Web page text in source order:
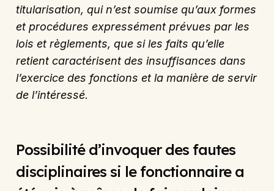
titularisation, qui n’est soumise qu’aux formes
et procédures expressément prévues par les
lois et règlements, que si les faits qu’elle
retient caractérisent des insuffisances dans
l’exercice des fonctions et la manière de servir
de l’intéressé.
Possibilité d’invoquer des fautes
disciplinaires si le fonctionnaire a